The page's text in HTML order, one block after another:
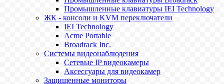
Промышленные клавиатуры IEI Technology
ЖК - консоли и KVM переключатели
IEI Technology
Acme Portable
Broadrack Inc.
Системы видеонаблюдения
Сетевые IP видеокамеры
Аксессуары для видеокамер
Защищенные мониторы